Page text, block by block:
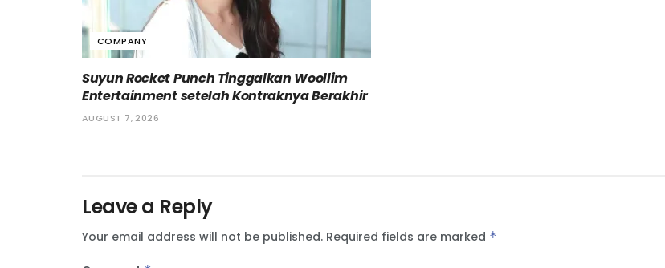
COMPANY
Suyun Rocket Punch Tinggalkan Woollim
Entertainment setelah Kontraknya Berakhir
AUGUST 7, 2026
Leave a Reply
Your email address will not be published. Required fields are marked *